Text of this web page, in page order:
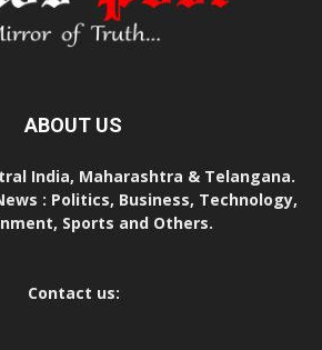
ABOUT US
India, Maharashtra & Telangana.
: Politics, Business, Technology,
Sports and Others.
Contact us: